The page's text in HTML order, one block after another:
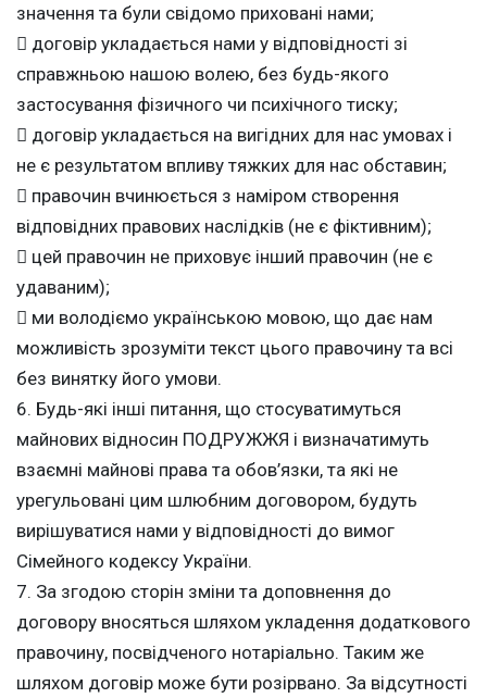
значення та були свідомо приховані нами;
 договір укладається нами у відповідності зі
справжньою нашою волею, без будь-якого
застосування фізичного чи психічного тиску;
 договір укладається на вигідних для нас умовах і
не є результатом впливу тяжких для нас обставин;
 правочин вчинюється з наміром створення
відповідних правових наслідків (не є фіктивним);
 цей правочин не приховує інший правочин (не є
удаваним);
 ми володіємо українською мовою, що дає нам
можливість зрозуміти текст цього правочину та всі
без винятку його умови.
6. Будь-які інші питання, що стосуватимуться
майнових відносин ПОДРУЖЖЯ і визначатимуть
взаємні майнові права та обов’язки, та які не
урегульовані цим шлюбним договором, будуть
вирішуватися нами у відповідності до вимог
Сімейного кодексу України.
7. За згодою сторін зміни та доповнення до
договору вносяться шляхом укладення додаткового
правочину, посвідченого нотаріально. Таким же
шляхом договір може бути розірвано. За відсутності